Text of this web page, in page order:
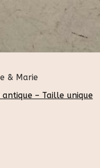
& Marie
– Taille unique